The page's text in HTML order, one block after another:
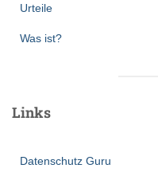
Urteile
Was ist?
Links
Datenschutz Guru